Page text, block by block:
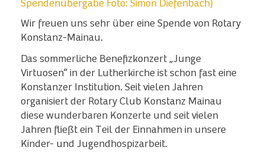
Spendenübergabe Foto: Simon Diefenbach)
Wir freuen uns sehr über eine Spende von Rotary
Konstanz-Mainau.
Das sommerliche Benefizkonzert „Junge
Virtuosen“ in der Lutherkirche ist schon fast eine
Konstanzer Institution. Seit vielen Jahren
organisiert der Rotary Club Konstanz Mainau
diese wunderbaren Konzerte und seit vielen
Jahren fließt ein Teil der Einnahmen in unsere
Kinder- und Jugendhospizarbeit.